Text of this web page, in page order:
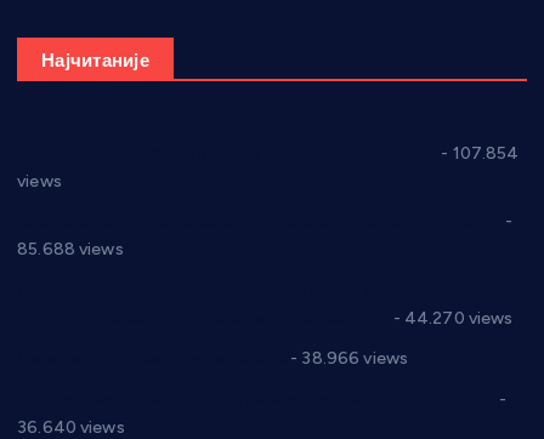
Најчитаније
- 107.854
views
-
85.688 views
- 44.270 views
- 38.966 views
-
36.640 views